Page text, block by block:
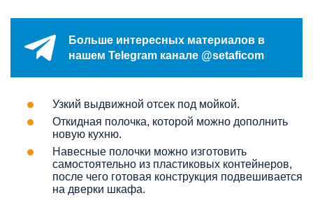
Больше интересных материалов в
нашем Telegram канале @setaficom
Узкий выдвижной отсек под мойкой.
Откидная полочка, которой можно дополнить
новую кухню.
Навесные полочки можно изготовить
самостоятельно из пластиковых контейнеров,
после чего готовая конструкция подвешивается
на дверки шкафа.